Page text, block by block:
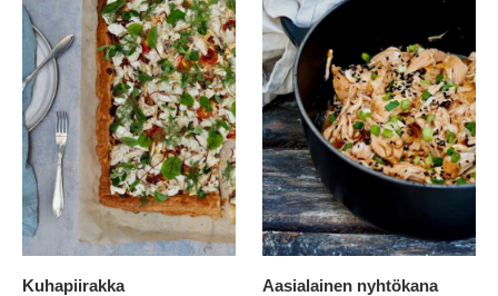
Kuhapiirakka Aasialainen nyhtökana